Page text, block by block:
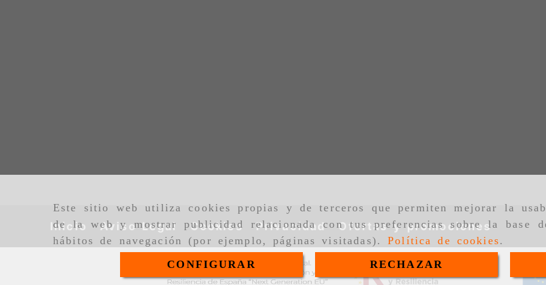
Este sitio web utiliza cookies propias y de terceros que permiten mejorar la
de la web y mostrar publicidad relacionada con tus preferencias sobre la base
hábitos de navegación (por ejemplo, páginas visitadas).Política de cookies.
CONFIGURAR
RECHAZAR
Inicio Aviso Legal Cookies Privacidad Ofertas y promociones